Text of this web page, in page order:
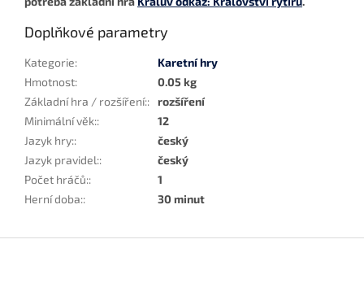
Doplňkové parametry
Kategorie:
Karetní hry
Hmotnost:
0.05 kg
Základní hra / rozšíření:: rozšíření
Minimální věk::
12
Jazyk hry::
český
Jazyk pravidel::
český
Počet hráčů::
1
Herní doba:: 30 minut